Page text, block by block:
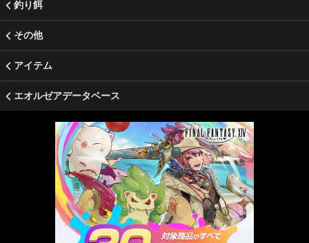
釣り餌
その他
アイテム
エオルゼアデータベース